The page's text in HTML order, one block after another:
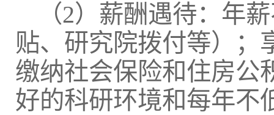
（2）薪酬遇待：年
贴、研究院拨付等）；
缴纳社会保险和住房公
好的科研环境和每年不